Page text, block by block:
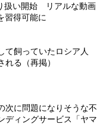
扱い開始 リアルな動画
習得可能に
て飼っていたロシア人
る（再掲）
次に問題になりそうな不
ディングサービス「ヤマ